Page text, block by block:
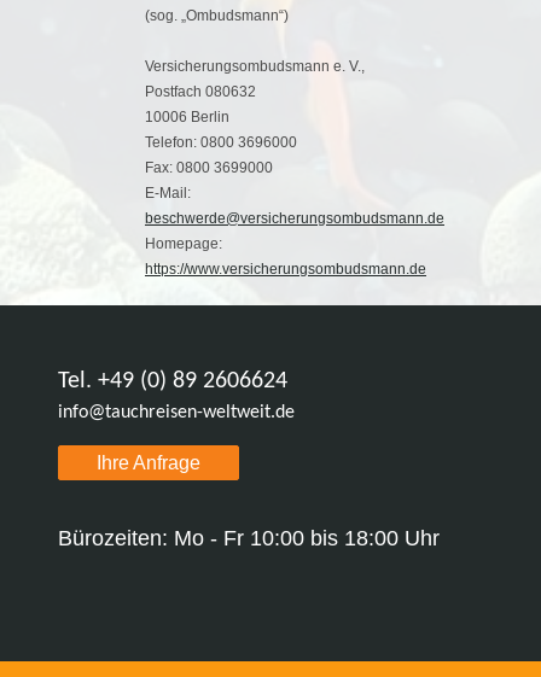
(sog. „Ombudsmann“)
Versicherungsombudsmann e. V.,
Postfach 080632
10006 Berlin
Telefon: 0800 3696000
Fax: 0800 3699000
E-Mail:
beschwerde@versicherungsombudsmann.de
Homepage:
https://www.versicherungsombudsmann.de
Tel. +49 (0) 89 2606624
info@tauchreisen-weltweit.de
Ihre Anfrage
Bürozeiten: Mo - Fr 10:00 bis 18:00 Uhr